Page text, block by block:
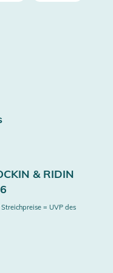
Facebook& RIDIN
= UVP des